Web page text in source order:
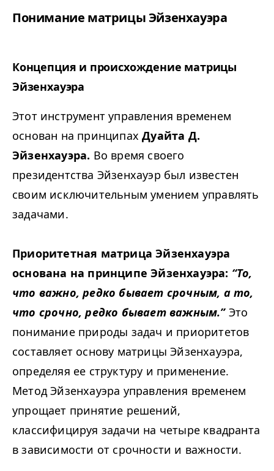
Понимание матрицы Эйзенхауэра
Концепция и происхождение матрицы
Эйзенхауэра
Этот инструмент управления временем
основан на принципахДуайта Д.
Эйзенхауэра. Во время своего
президентства Эйзенхауэр был известен
своим исключительным умением управлять
задачами.
Приоритетная матрица Эйзенхауэра
основана на принципе Эйзенхауэра: “То,
что важно, редко бывает срочным, а то,
что срочно, редко бывает важным.”Это
понимание природы задач и приоритетов
составляет основу матрицы Эйзенхауэра,
определяя ее структуру и применение.
Метод Эйзенхауэра управления временем
упрощает принятие решений,
классифицируя задачи на четыре квадранта
в зависимости от срочности и важности.